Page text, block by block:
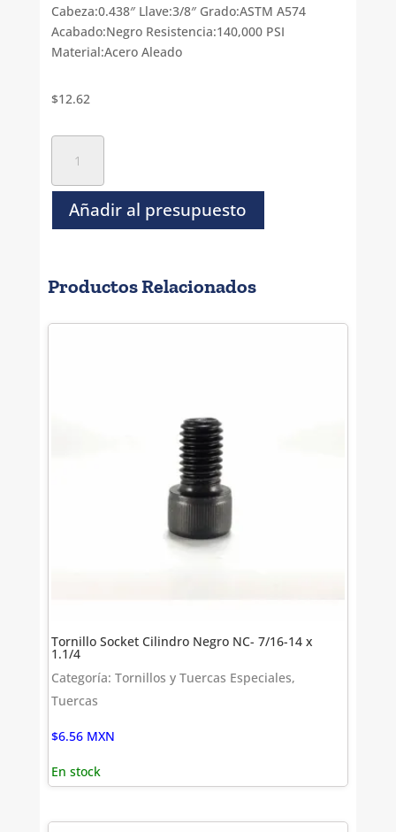
Cabeza:0.438″ Llave:3/8″ Grado:ASTM A574
Acabado:Negro Resistencia:140,000 PSI
Material:Acero Aleado
$12.62
Socket
Cilindro
Negro
NC-
x
cantidad
Añadir al presupuesto
Productos Relacionados
Tornillo Socket Cilindro Negro NC- 7/16-14 x
1.1/4
Categoría: Tornillos y Tuercas Especiales,
Tuercas
$6.56 MXN
En stock